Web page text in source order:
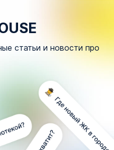
статьи и новости про